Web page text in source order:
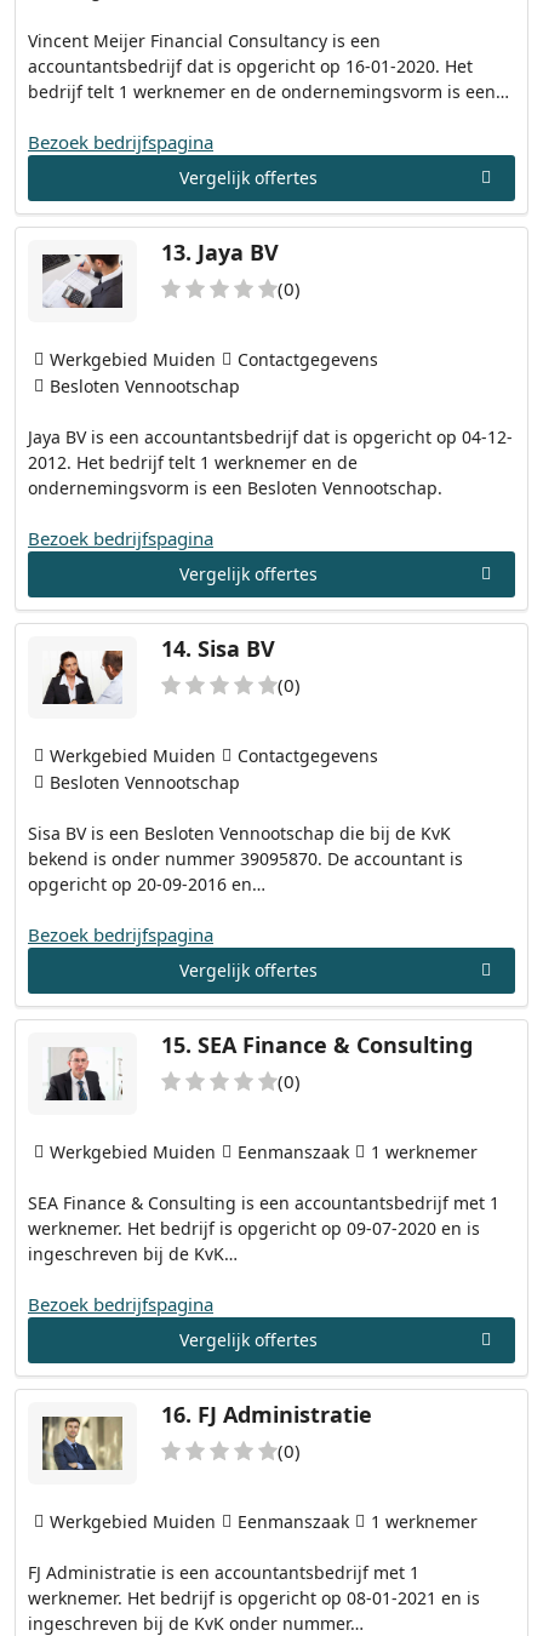
Vincent Meijer Financial Consultancy is een
accountantsbedrijf dat is opgericht op 16-01-2020. Het
bedrijf telt 1 werknemer en de ondernemingsvorm is een…
Bezoek bedrijfspagina
Vergelijk offertes
13. Jaya BV
(0)
Jaya BV is een accountantsbedrijf dat is opgericht op 04-12-
2012. Het bedrijf telt 1 werknemer en de
ondernemingsvorm is een Besloten Vennootschap.
Werkgebied Muiden
Contactgegevens
Besloten Vennootschap
Bezoek bedrijfspagina
Vergelijk offertes
14. Sisa BV
(0)
Sisa BV is een Besloten Vennootschap die bij de KvK
bekend is onder nummer 39095870. De accountant is
opgericht op 20-09-2016 en…
Werkgebied Muiden
Contactgegevens
Besloten Vennootschap
Bezoek bedrijfspagina
Vergelijk offertes
15. SEA Finance & Consulting
(0)
SEA Finance & Consulting is een accountantsbedrijf met 1
werknemer. Het bedrijf is opgericht op 09-07-2020 en is
ingeschreven bij de KvK…
Werkgebied Muiden Eenmanszaak 1 werknemer
Bezoek bedrijfspagina
Vergelijk offertes
16. FJ Administratie
(0)
FJ Administratie is een accountantsbedrijf met 1
werknemer. Het bedrijf is opgericht op 08-01-2021 en is
ingeschreven bij de KvK onder nummer…
Werkgebied Muiden Eenmanszaak 1 werknemer